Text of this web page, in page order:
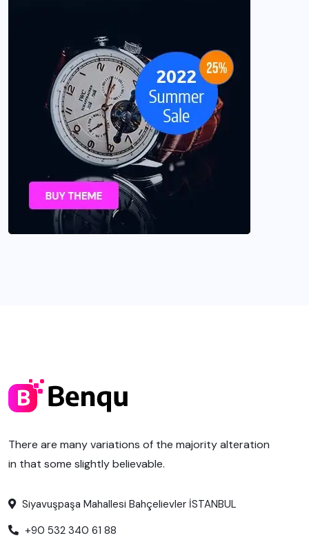
There are many variations of the majority alteration
in that some slightly believable.
Siyavuşpaşa Mahallesi Bahçelievler İSTANBUL
+90 532 340 61 88